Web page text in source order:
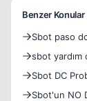
Benzer Konular
Sbot paso
sbot yardım
Sbot DC
Sbot'un NO